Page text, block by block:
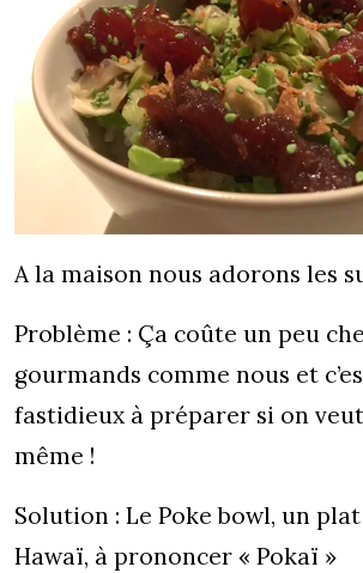
A la maison nous adorons les
Problème : Ça coûte un peu
gourmands comme nous et
fastidieux à préparer si on
même !
Solution : Le Poke bowl, un
Hawaï, à prononcer « Pokaï »